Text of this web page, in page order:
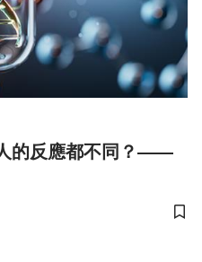
的反應都不同？——
儲